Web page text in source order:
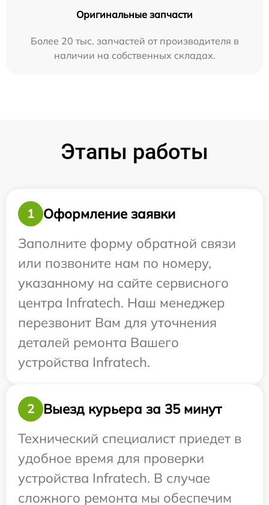
Оригинальные запчасти
Более 20 тыс. запчастей от производителя в
наличии на собственных складах.
Этапы работы
1
Оформление заявки
Заполните форму обратной связи
или позвоните нам по номеру,
указанному на сайте сервисного
центра Infratech. Наш менеджер
перезвонит Вам для уточнения
деталей ремонта Вашего
устройства Infratech.
2
Выезд курьера за 35 минут
Технический специалист приедет в
удобное время для проверки
устройства Infratech. В случае
сложного ремонта мы обеспечим